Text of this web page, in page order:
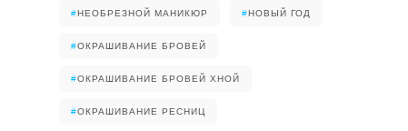
#НЕОБРЕЗНОЙ МАНИКЮР #НОВЫЙ ГОД
#ОКРАШИВАНИЕ БРОВЕЙ
#ОКРАШИВАНИЕ БРОВЕЙ ХНОЙ
#ОКРАШИВАНИЕ РЕСНИЦ